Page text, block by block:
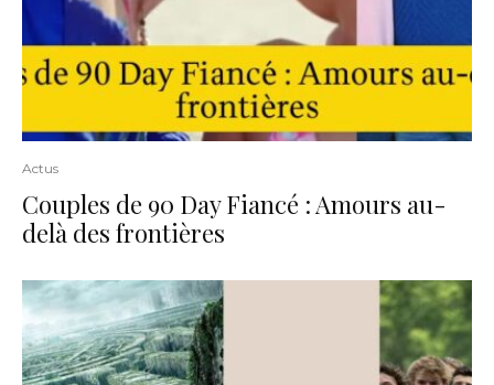
Actus
Couples de 90 Day Fiancé : Amours au-
delà des frontières